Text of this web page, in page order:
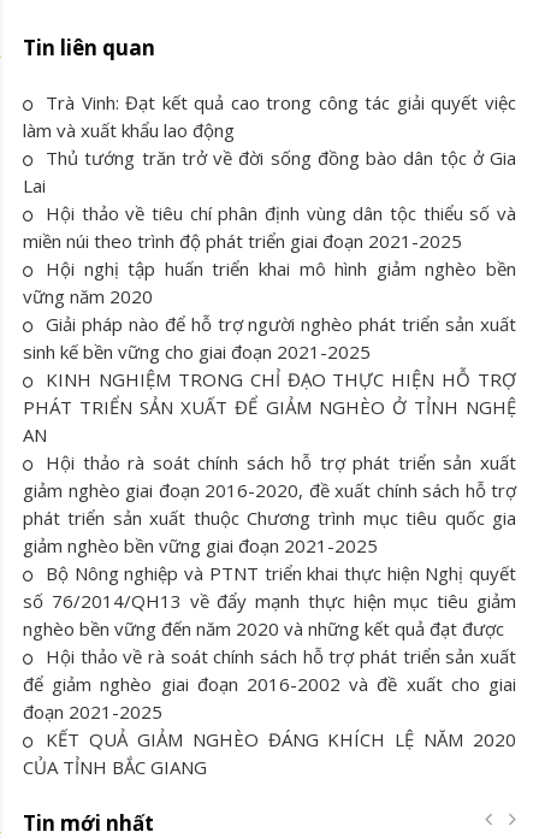
Tin liên quan
Trà Vinh: Đạt kết quả cao trong công tác giải quyết việc
làm và xuất khẩu lao động
Thủ tướng trăn trở về đời sống đồng bào dân tộc ở Gia
Lai
Hội thảo về tiêu chí phân định vùng dân tộc thiểu số và
miền núi theo trình độ phát triển giai đoạn 2021-2025
Hội nghị tập huấn triển khai mô hình giảm nghèo bền
vững năm 2020
Giải pháp nào để hỗ trợ người nghèo phát triển sản xuất
sinh kế bền vững cho giai đoạn 2021-2025
KINH NGHIỆM TRONG CHỈ ĐẠO THỰC HIỆN HỖ TRỢ
PHÁT TRIỂN SẢN XUẤT ĐỂ GIẢM NGHÈO Ở TỈNH NGHỆ
AN
Hội thảo rà soát chính sách hỗ trợ phát triển sản xuất
giảm nghèo giai đoạn 2016-2020, đề xuất chính sách hỗ trợ
phát triển sản xuất thuộc Chương trình mục tiêu quốc gia
giảm nghèo bền vững giai đoạn 2021-2025
Bộ Nông nghiệp và PTNT triển khai thực hiện Nghị quyết
số 76/2014/QH13 về đẩy mạnh thực hiện mục tiêu giảm
nghèo bền vững đến năm 2020 và những kết quả đạt được
Hội thảo về rà soát chính sách hỗ trợ phát triển sản xuất
để giảm nghèo giai đoạn 2016-2002 và đề xuất cho giai
đoạn 2021-2025
KẾT QUẢ GIẢM NGHÈO ĐÁNG KHÍCH LỆ NĂM 2020
CỦA TỈNH BẮC GIANG
Tin mới nhất